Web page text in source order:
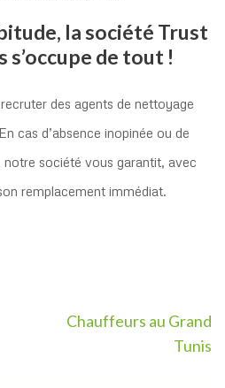
la société Trust
de tout !
des agents de nettoyage
cas d’absence inopinée ou de
notre société vous garantit, avec
remplacement immédiat.
Chauffeurs au Grand
Tunis